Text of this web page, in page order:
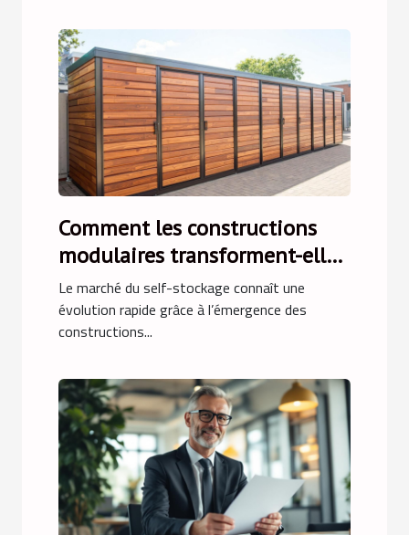
Comment les constructions
modulaires transforment-elles
le marché du self-stockage ?
Le marché du self-stockage connaît une
évolution rapide grâce à l’émergence des
constructions...